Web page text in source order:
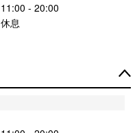
11:00 - 20:00
休息